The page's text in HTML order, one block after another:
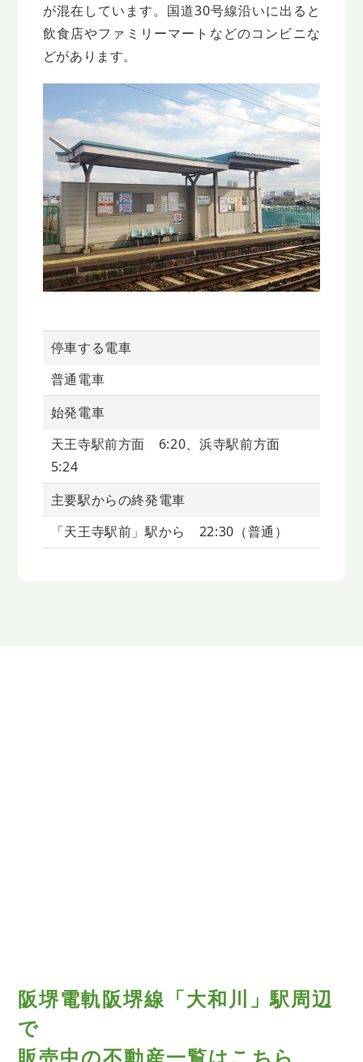
が混在しています。国道30号線沿いに出ると
飲食店やファミリーマートなどのコンビニな
どがあります。
停車する電車
普通電車
始発電車
天王寺駅前方面 6:20、浜寺駅前方面
5:24
主要駅からの終発電車
「天王寺駅前」駅から 22:30（普通）
阪堺電軌阪堺線「大和川」駅周辺
で
販売中の不動産一覧はこちら